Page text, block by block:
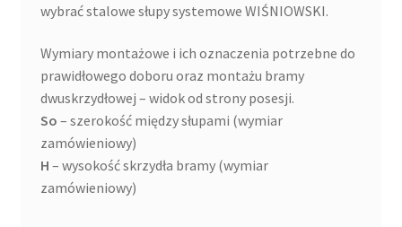
wybrać stalowe słupy systemowe WIŚNIOWSKI.
Wymiary montażowe i ich oznaczenia potrzebne do
prawidłowego doboru oraz montażu bramy
dwuskrzydłowej – widok od strony posesji.
So – szerokość między słupami (wymiar
zamówieniowy)
H – wysokość skrzydła bramy (wymiar
zamówieniowy)